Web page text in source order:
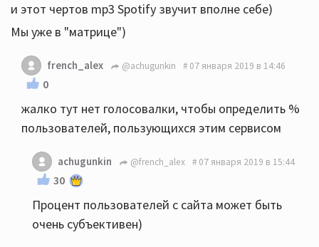
и этот чертов mp3 Spotify звучит вполне себе)
Мы уже в "матрице")
french_alex @achugunkin 07 января 2019 в 14:46
0
жалко тут нет голосовалки, чтобы определить %
пользователей, пользующихся этим сервисом
achugunkin @french_alex 07 января 2019 в 15:44
30
Процент пользователей с сайта может быть
очень субъективен)